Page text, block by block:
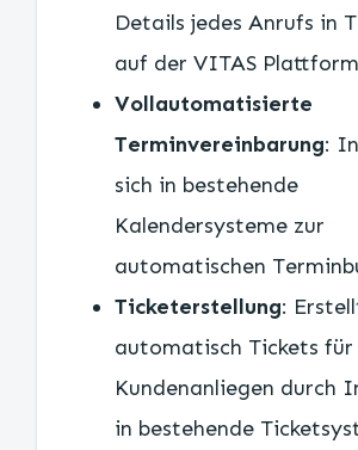
Details jedes Anrufs in
auf der VITAS
Vollautomatisierte
Terminvereinbarung:
sich in bestehende
Kalendersysteme zur
automatischen
Ticketerstellung:
automatisch Tickets für
Kundenanliegen durch
in bestehende